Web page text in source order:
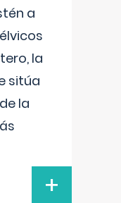
a
la
sitúa
la
+